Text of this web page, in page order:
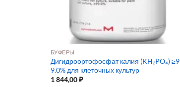
БУФЕРЫ
Дигидроортофосфат калия (KH₂PO₄) ≥9
9.0% для клеточных культур
1 844,00₽